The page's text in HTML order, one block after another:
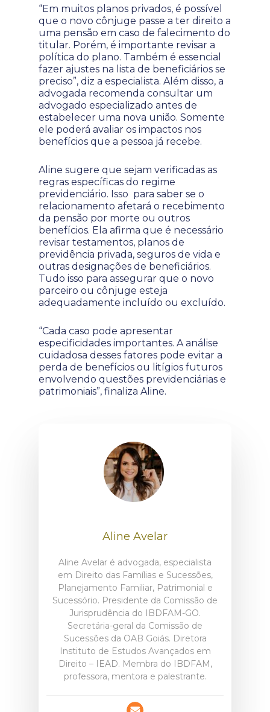
“Em muitos planos privados, é possível
que o novo cônjuge passe a ter direito a
uma pensão em caso de falecimento do
titular. Porém, é importante revisar a
política do plano. Também é essencial
fazer ajustes na lista de beneficiários se
preciso”, diz a especialista. Além disso, a
advogada recomenda consultar um
advogado especializado antes de
estabelecer uma nova união. Somente
ele poderá avaliar os impactos nos
benefícios que a pessoa já recebe.
Aline sugere que sejam verificadas as
regras específicas do regime
previdenciário. Isso para saber se o
relacionamento afetará o recebimento
da pensão por morte ou outros
benefícios. Ela afirma que é necessário
revisar testamentos, planos de
previdência privada, seguros de vida e
outras designações de beneficiários.
Tudo isso para assegurar que o novo
parceiro ou cônjuge esteja
adequadamente incluído ou excluído.
“Cada caso pode apresentar
especificidades importantes. A análise
cuidadosa desses fatores pode evitar a
perda de benefícios ou litígios futuros
envolvendo questões previdenciárias e
patrimoniais”, finaliza Aline.
Aline Avelar
Aline Avelar é advogada, especialista
em Direito das Famílias e Sucessões,
Planejamento Familiar, Patrimonial e
Sucessório. Presidente da Comissão de
Jurisprudência do IBDFAM-GO.
Secretária-geral da Comissão de
Sucessões da OAB Goiás. Diretora
Instituto de Estudos Avançados em
Direito – IEAD. Membra do IBDFAM,
professora, mentora e palestrante.